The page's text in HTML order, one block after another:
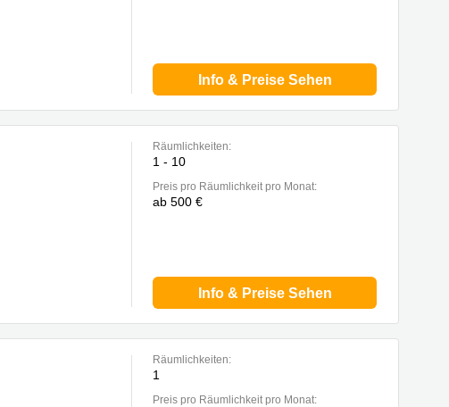
Info & Preise Sehen
Räumlichkeiten:
1 - 10
Preis pro Räumlichkeit pro Monat:
ab 500 €
Info & Preise Sehen
Räumlichkeiten:
1
Preis pro Räumlichkeit pro Monat: